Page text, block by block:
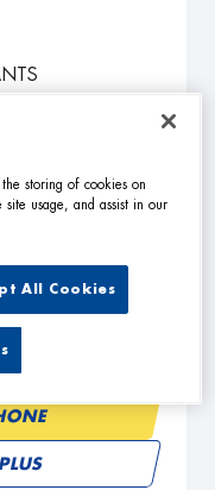
storing of cookies on
usage, and assist in our
All Cookies